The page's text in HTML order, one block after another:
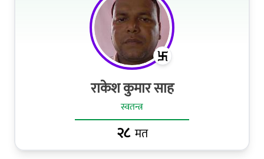
राकेश कुमार साह
स्वतन्त्र
२८मत